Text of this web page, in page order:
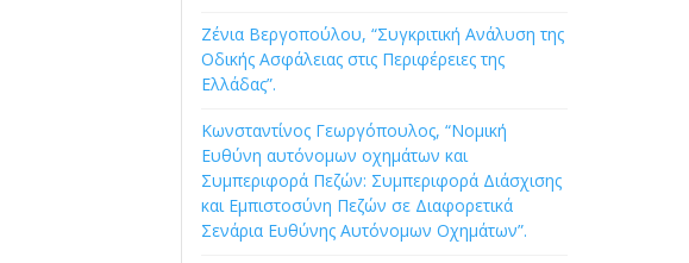
Ζένια Βεργοπούλου, “Συγκριτική Ανάλυση της
Οδικής Ασφάλειας στις Περιφέρειες της
Ελλάδας”.
Κωνσταντίνος Γεωργόπουλος, “Νομική
Ευθύνη αυτόνομων οχημάτων και
Συμπεριφορά Πεζών: Συμπεριφορά Διάσχισης
και Εμπιστοσύνη Πεζών σε Διαφορετικά
Σενάρια Ευθύνης Αυτόνομων Οχημάτων”.